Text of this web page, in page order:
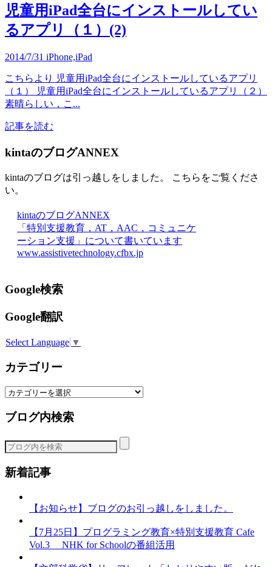
児童用iPad全台にインストールしてい
るアプリ（１）(2)
2014/7/31 iPhone,iPad
こちらより 児童用iPad全台にインストールしているアプリ
（１） 児童用iPad全台にインストールしているアプリ（２）
素晴らしい，こ...
記事を読む
kintaのブログANNEX
kintaのブログは引っ越しをしました。 こちらをご覧くださ
い。
kintaのブログANNEX
「特別支援教育，AT，AAC，コミュニケ
ーション支援」について書いています
www.assistivetechnology.cfbx.jp
Google検索
Google翻訳
Select Language ▼
カテゴリー
カ
ゴ
ー
ブログ内検索
新着記事
【お知らせ】ブログのお引っ越しをしました。
【7月25日】プログラミング教育×特別支援教育 Cafe
Vol.3 NHK for Schoolの番組活用